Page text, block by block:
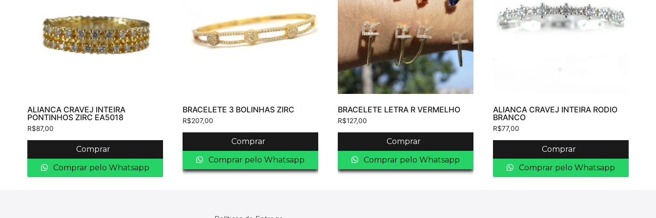
ALIANCA CRAVEJ INTEIRA
PONTINHOS ZIRC EA5018
R$87,00
Comprar
Comprar pelo Whatsapp
BRACELETE 3 BOLINHAS ZIRC
R$207,00
Comprar
Comprar pelo Whatsapp
BRACELETE LETRA R VERMELHO
R$127,00
Comprar
Comprar pelo Whatsapp
ALIANCA CRAVEJ INTEIRA RODIO
BRANCO
R$77,00
Comprar
Comprar pelo Whatsapp